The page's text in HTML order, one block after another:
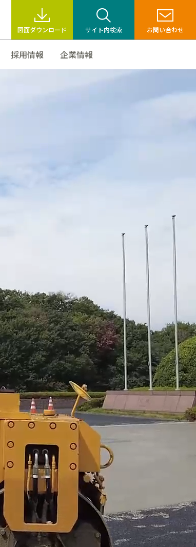
図面ダウンロード サイト内検索 お問い合わせ
採用情報 企業情報